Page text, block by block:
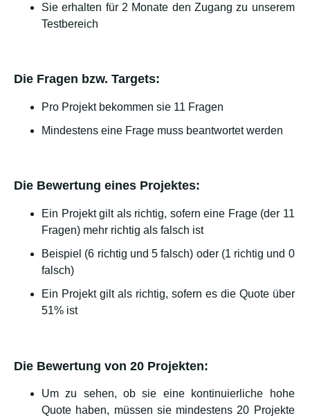
Sie erhalten für 2 Monate den Zugang zu unserem
Testbereich
Die Fragen bzw. Targets:
Pro Projekt bekommen sie 11 Fragen
Mindestens eine Frage muss beantwortet werden
Die Bewertung eines Projektes:
Ein Projekt gilt als richtig, sofern eine Frage (der 11
Fragen) mehr richtig als falsch ist
Beispiel (6 richtig und 5 falsch) oder (1 richtig und 0
falsch)
Ein Projekt gilt als richtig, sofern es die Quote über
51% ist
Die Bewertung von 20 Projekten:
Um zu sehen, ob sie eine kontinuierliche hohe
Quote haben, müssen sie mindestens 20 Projekte